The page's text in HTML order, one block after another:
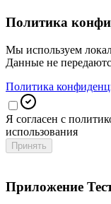
Политика
Мы используем
Данные не
Политика
Я согласен с
использования
Принять
Приложение